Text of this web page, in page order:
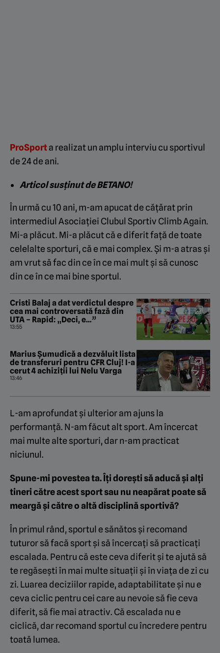
ProSporta realizat un amplu interviu cu sportivul
de 24 de ani.
Articol susținut de BETANO!
În urmă cu 10 ani, m-am apucat de cățărat prin
intermediul Asociației Clubul Sportiv Climb Again.
Mi-a plăcut. Mi-a plăcut că e diferit față de toate
celelalte sporturi, că e mai complex. Și m-a atras și
am vrut să fac din ce în ce mai mult și să cunosc
din ce în ce mai bine sportul.
Cristi Balaj a dat verdictul despre
cea mai controversată fază din
UTA – Rapid: „Deci, e…”
13:55
Marius Șumudică a dezvăluit lista
de transferuri pentru CFR Cluj! I-a
cerut 4 achiziții lui Nelu Varga
13:46
L-am aprofundat și ulterior am ajuns la
performanță. N-am făcut alt sport. Am încercat
mai multe alte sporturi, dar n-am practicat
niciunul.
Spune-mi povestea ta. Îți dorești să aducă și alți
tineri către acest sport sau nu neapărat poate să
meargă și către o altă disciplină sportivă?
În primul rând, sportul e sănătos și recomand
tuturor să facă sport și să încercați să practicați
escalada. Pentru că este ceva diferit și te ajută să
te regăsești în mai multe situații și în viața de zi cu
zi. Luarea deciziilor rapide, adaptabilitate și nu e
ceva ciclic pentru cei care au nevoie să fie ceva
diferit, să fie mai atractiv. Că escalada nu e
ciclică, dar recomand sportul cu încredere pentru
toată lumea.